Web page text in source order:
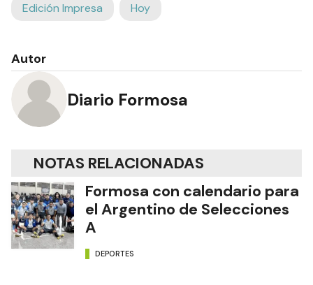
Edición Impresa Hoy
Autor
Diario Formosa
NOTAS RELACIONADAS
Formosa con calendario para
el Argentino de Selecciones
A
DEPORTES